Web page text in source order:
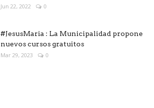
Jun 22, 2022 0
#JesusMaria : La Municipalidad propone
nuevos cursos gratuitos
Mar 29, 2023 0